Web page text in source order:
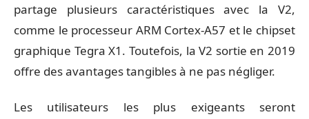
partage plusieurs caractéristiques avec la V2,
comme le processeur ARM Cortex-A57 et le chipset
graphique Tegra X1. Toutefois, la V2 sortie en 2019
offre des avantages tangibles à ne pas négliger.
Les utilisateurs les plus exigeants seront